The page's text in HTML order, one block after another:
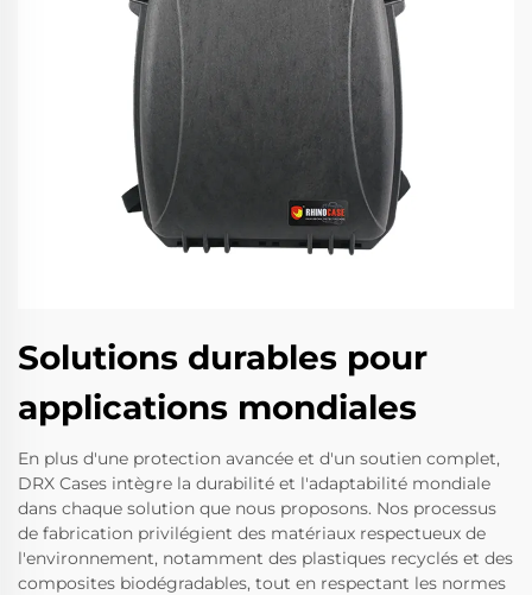
Solutions durables pour
applications mondiales
En plus d'une protection avancée et d'un soutien complet,
DRX Cases intègre la durabilité et l'adaptabilité mondiale
dans chaque solution que nous proposons. Nos processus
de fabrication privilégient des matériaux respectueux de
l'environnement, notamment des plastiques recyclés et des
composites biodégradables, tout en respectant les normes